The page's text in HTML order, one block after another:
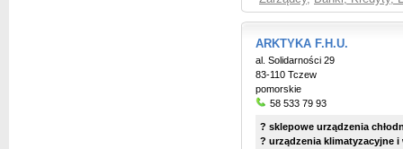
ARKTYKA F.H.U.
al. Solidarności 29
83-110 Tczew
pomorskie
58 533 79 93
? sklepowe urządzenia
? urządzenia klimatyzacyjne